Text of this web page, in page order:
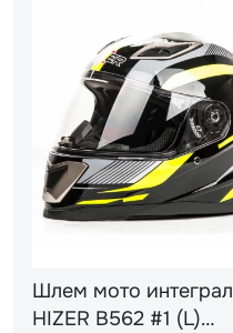
Шлем мото интеграл
HIZER B562 #1 (L)